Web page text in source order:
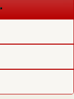
Toggle
navigation